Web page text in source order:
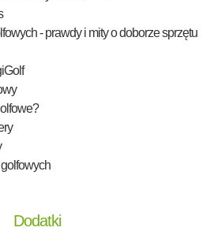
- prawdy i mity o doborze sprzętu
Dodatki